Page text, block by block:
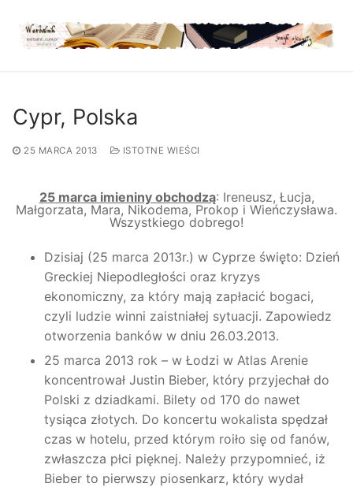
treści
Cypr, Polska
25 MARCA 2013 ISTOTNE WIEŚCI
25 marca imieniny obchodzą: Ireneusz, Łucja,
Małgorzata, Mara, Nikodema, Prokop i Wieńczysława.
Wszystkiego dobrego!
Dzisiaj (25 marca 2013r.) w Cyprze święto: Dzień
Greckiej Niepodległości oraz kryzys
ekonomiczny, za który mają zapłacić bogaci,
czyli ludzie winni zaistniałej sytuacji. Zapowiedz
otworzenia banków w dniu 26.03.2013.
25 marca 2013 rok – w Łodzi w Atlas Arenie
koncentrował Justin Bieber, który przyjechał do
Polski z dziadkami. Bilety od 170 do nawet
tysiąca złotych. Do koncertu wokalista spędzał
czas w hotelu, przed którym roiło się od fanów,
zwłaszcza płci pięknej. Należy przypomnieć, iż
Bieber to pierwszy piosenkarz, który wydał